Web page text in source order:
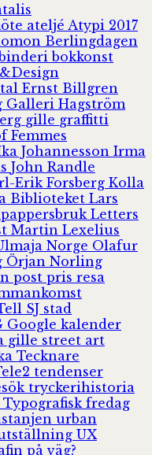
ateljé Atypi 2017
Berlingdagen
bokkonst
Ernst Billgren
Galleri Hagström
gille graffitti
Femmes
Johannesson Irma
John Randle
Erik Forsberg Kolla
Biblioteket Lars
Letters
Martin Lexelius
Norge Olafur
Örjan Norling
post pris resa
SJ stad
Google kalender
gille street art
Tecknare
tendenser
tryckerihistoria
Typografisk fredag
urban
UX
på väg?